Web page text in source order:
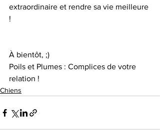
extraordinaire et rendre sa vie meilleure
!
À bientôt, ;)
Poils et Plumes : Complices de votre
relation !
Chiens